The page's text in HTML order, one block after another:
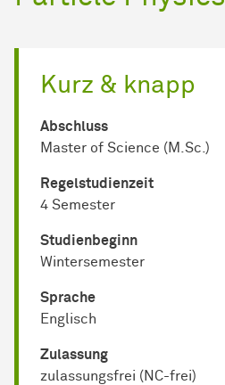
Kurz & knapp
Abschluss
Master of Science (M.Sc.)
Regel­studienzeit
4 Semester
Studienbeginn
Wintersemester
Sprache
Englisch
Zulassung
zulassungsfrei (NC-frei)